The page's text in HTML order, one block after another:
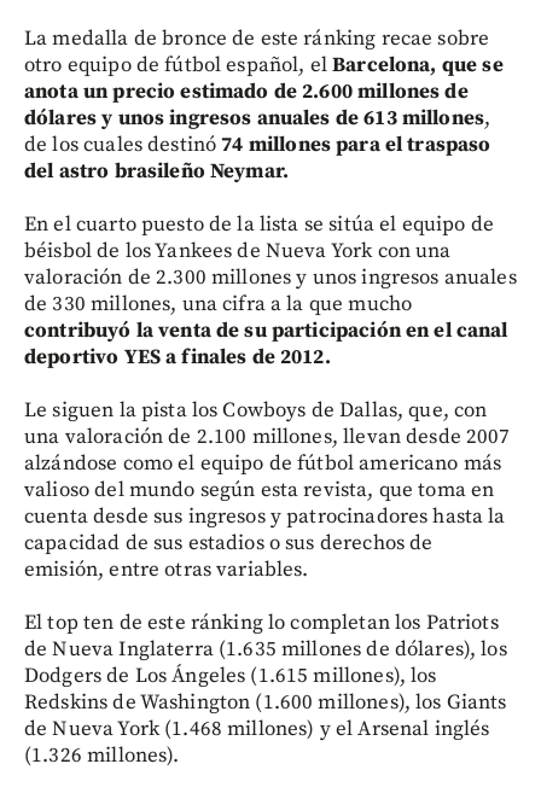
La medalla de bronce de este ránking recae sobre
otro equipo de fútbol español, elBarcelona, que se
anota un precio estimado de 2.600 millones de
dólares y unos ingresos anuales de 613 millones,
de los cuales destinó74 millones para el traspaso
del astro brasileño Neymar.
En el cuarto puesto de la lista se sitúa el equipo de
béisbol de los Yankees de Nueva York con una
valoración de 2.300 millones y unos ingresos anuales
de 330 millones, una cifra a la que mucho
contribuyó la venta de su participación en el canal
deportivo YES a finales de 2012.
Le siguen la pista los Cowboys de Dallas, que, con
una valoración de 2.100 millones, llevan desde 2007
alzándose como el equipo de fútbol americano más
valioso del mundo según esta revista, que toma en
cuenta desde sus ingresos y patrocinadores hasta la
capacidad de sus estadios o sus derechos de
emisión, entre otras variables.
El top ten de este ránking lo completan los Patriots
de Nueva Inglaterra (1.635 millones de dólares), los
Dodgers de Los Ángeles (1.615 millones), los
Redskins de Washington (1.600 millones), los Giants
de Nueva York (1.468 millones) y el Arsenal inglés
(1.326 millones).